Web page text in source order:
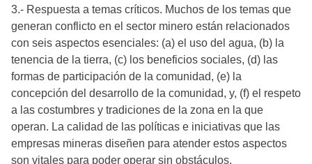
3.- Respuesta a temas críticos. Muchos de los temas que
generan conflicto en el sector minero están relacionados
con seis aspectos esenciales: (a) el uso del agua, (b) la
tenencia de la tierra, (c) los beneficios sociales, (d) las
formas de participación de la comunidad, (e) la
concepción del desarrollo de la comunidad, y, (f) el respeto
a las costumbres y tradiciones de la zona en la que
operan. La calidad de las políticas e iniciativas que las
empresas mineras diseñen para atender estos aspectos
son vitales para poder operar sin obstáculos.